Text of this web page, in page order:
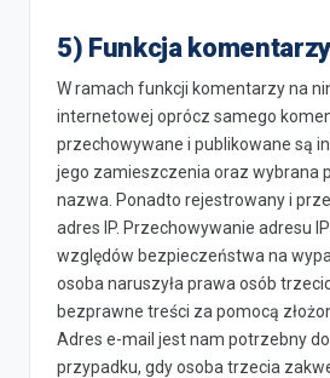
5) Funkcja komentarzy
W ramach funkcji komentarzy na
internetowej oprócz samego
przechowywane i publikowane są
jego zamieszczenia oraz wybrana
nazwa. Ponadto rejestrowany i
adres IP. Przechowywanie adresu
względów bezpieczeństwa na
osoba naruszyła prawa osób
bezprawne treści za pomocą
Adres e-mail jest nam potrzebny
przypadku, gdy osoba trzecia